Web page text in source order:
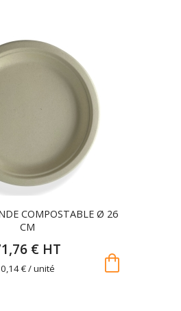
COMPOSTABLE Ø 26
CM
€ HT
0,14 € / unité shopping_bag